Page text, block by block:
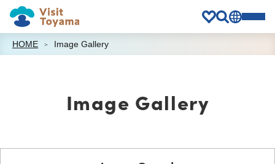
HOME Image Gallery
Image Gallery